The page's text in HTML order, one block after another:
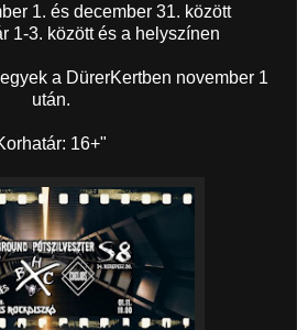
1. és december 31. között
1-3. között és a helyszínen
a DürerKertben november 1
után.
16+"